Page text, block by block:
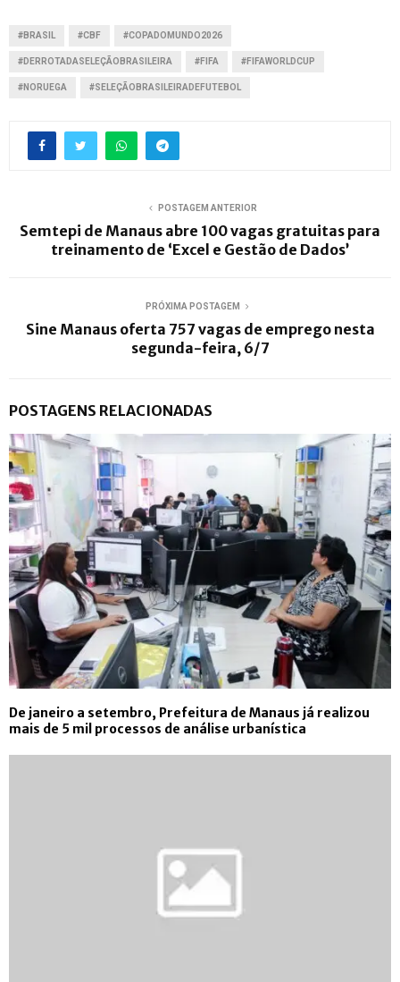
#BRASIL #CBF #COPADOMUNDO2026
#DERROTADASELEÇÃOBRASILEIRA #FIFA #FIFAWORLDCUP
#NORUEGA #SELEÇÃOBRASILEIRADEFUTEBOL
POSTAGEM ANTERIOR
Semtepi de Manaus abre 100 vagas gratuitas para
treinamento de ‘Excel e Gestão de Dados’
PRÓXIMA POSTAGEM
Sine Manaus oferta 757 vagas de emprego nesta
segunda-feira, 6/7
POSTAGENS RELACIONADAS
De janeiro a setembro, Prefeitura de Manaus já realizou
mais de 5 mil processos de análise urbanística